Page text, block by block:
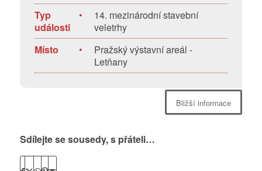
Typ
události
•
14. mezinárodní stavební
veletrhy
Místo
•
Pražský výstavní areál -
Letňany
Bližší informace
Sdílejte se sousedy, s přáteli…